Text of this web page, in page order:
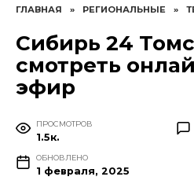
ГЛАВНАЯ » РЕГИОНАЛЬНЫЕ »
Сибирь 24
смотреть
эфир
ПРОСМОТРОВ
1.5к.
ОБНОВЛЕНО
1 февраля, 2025